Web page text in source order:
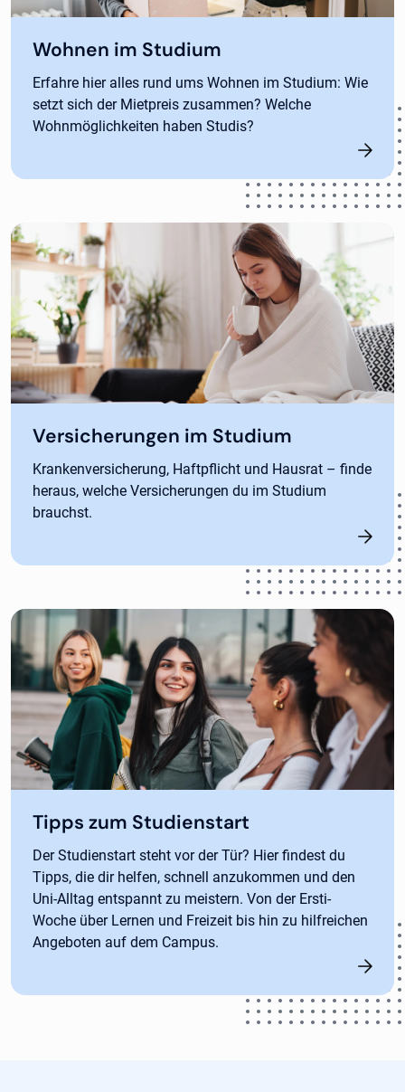
Wohnen im Studium
Erfahre hier alles rund ums Wohnen im Studium: Wie
setzt sich der Mietpreis zusammen? Welche
Wohnmöglichkeiten haben Studis?
Versicherungen im Studium
Krankenversicherung, Haftpflicht und Hausrat – finde
heraus, welche Versicherungen du im Studium
brauchst.
Tipps zum Studienstart
Der Studienstart steht vor der Tür? Hier findest du
Tipps, die dir helfen, schnell anzukommen und den
Uni-Alltag entspannt zu meistern. Von der Ersti-
Woche über Lernen und Freizeit bis hin zu hilfreichen
Angeboten auf dem Campus.